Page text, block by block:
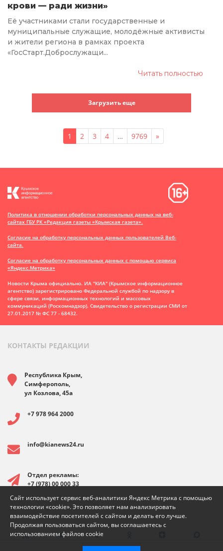
крови — ради жизни»
Её участниками стали государственные и
муниципальные служащие, молодёжные активисты
и жители региона в рамках проекта
«ГосСтарт.Доброслужащи...
Читать полностью
Загрузить еще
1 2 3 4 … 9769 »
Политика в отношении обработки персональных данных на веб-
сайтах ГБУ РК «Редакция газеты «Крымская газета».
Согласие на обработку персональных данных пользователей Веб-
сайта.
Согласие на обработку персональных данных с помощью сервиса
«Яндекс.Метрика»
Новости Крыма официально. ИА "КИА" (Крымское информационное
агентство) зарегистрировано Федеральной службой по надзору в
сфере связи, информационных технологий и массовых
коммуникаций (Роскомнадзор). Свидетельство о регистрации СМИ от
27.01.2017 № ФС 77 - 68432.
КОНТАКТЫ РЕДАКЦИИ
Республика Крым,
Симферополь,
ул Козлова, 45а
+7 978 964 2000
info@kianews24.ru
Отдел рекламы:
+7 (978) 00 000 33
Сайт использует сервис веб-аналитики Яндекс Метрика с помощью
технологии «cookie». Это позволяет нам анализировать
взаимодействие посетителей с сайтом и делать его лучше.
Продолжая пользоваться сайтом, вы соглашаетесь с
использованием файлов cookie